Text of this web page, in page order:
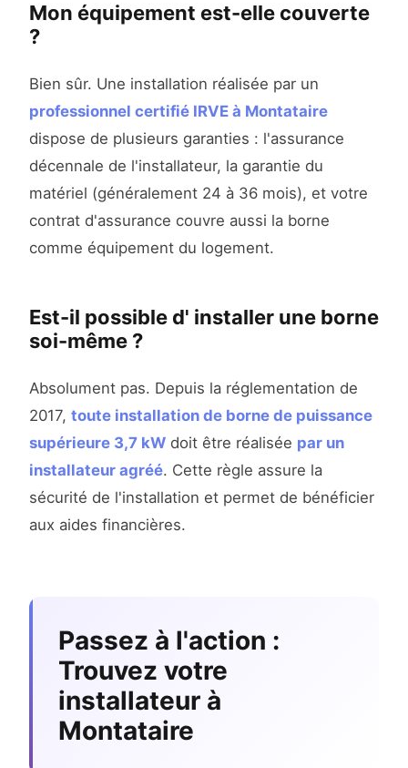
Mon équipement est-elle couverte
?
Bien sûr. Une installation réalisée par un
professionnel certifié IRVE à Montataire
dispose de plusieurs garanties : l'assurance
décennale de l'installateur, la garantie du
matériel (généralement 24 à 36 mois), et votre
contrat d'assurance couvre aussi la borne
comme équipement du logement.
Est-il possible d' installer une borne
soi-même ?
Absolument pas. Depuis la réglementation de
2017, toute installation de borne de puissance
supérieure 3,7 kW doit être réalisée par un
installateur agréé. Cette règle assure la
sécurité de l'installation et permet de bénéficier
aux aides financières.
Passez à l'action :
Trouvez votre
installateur à
Montataire